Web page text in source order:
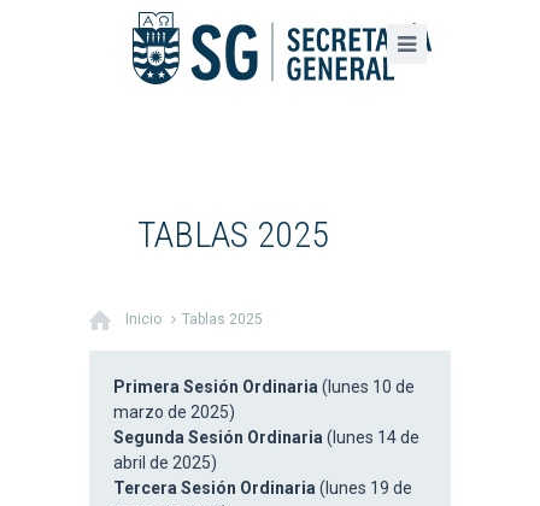
TABLAS 2025
Inicio Tablas 2025
Primera Sesión Ordinaria (lunes 10 de
marzo de 2025)
Segunda Sesión Ordinaria (lunes 14 de
abril de 2025)
Tercera Sesión Ordinaria (lunes 19 de